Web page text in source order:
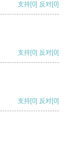
支持[0] 反对[0]
支持[0] 反对[0]
支持[0] 反对[0]